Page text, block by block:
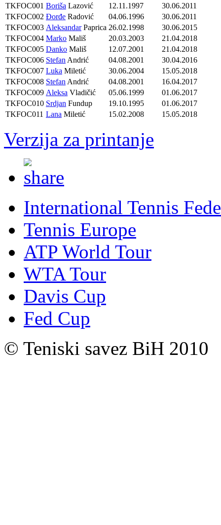
TKFOC001 Boriša Lazović 12.11.1997
30.06.2011
TKFOC002 Đorđe Radović 04.06.1996
30.06.2011
TKFOC003 AleksandarPaprica 26.02.1998
30.06.2015
TKFOC004 Marko Mališ 20.03.2003
21.04.2018
TKFOC005 Danko Mališ 12.07.2001
21.04.2018
TKFOC006 Stefan Andrić 04.08.2001
30.04.2016
TKFOC007 Luka Miletić 30.06.2004
15.05.2018
TKFOC008 Stefan Andrić 04.08.2001
16.04.2017
TKFOC009 Aleksa Vladičić 05.06.1999
01.06.2017
TKFOC010 Srdjan Fundup 19.10.1995
01.06.2017
TKFOC011 Lana Miletić 15.02.2008 15.05.2018
Verzija za printanje
International Tennis
Tennis Europe
ATP World Tour
WTA Tour
Davis Cup
Fed Cup
© Teniski savez BiH 2010